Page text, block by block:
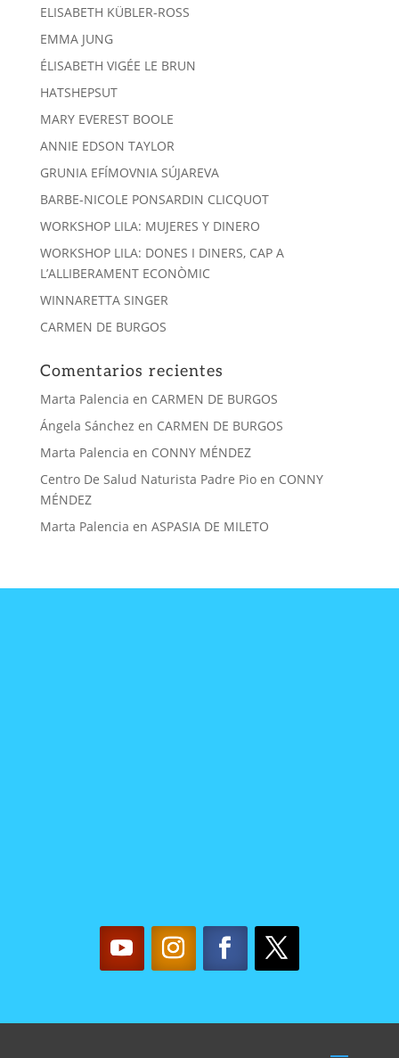
ELISABETH KÜBLER-ROSS
EMMA JUNG
ÉLISABETH VIGÉE LE BRUN
HATSHEPSUT
MARY EVEREST BOOLE
ANNIE EDSON TAYLOR
GRUNIA EFÍMOVNIA SÚJAREVA
BARBE-NICOLE PONSARDIN CLICQUOT
WORKSHOP LILA: MUJERES Y DINERO
WORKSHOP LILA: DONES I DINERS, CAP A
L’ALLIBERAMENT ECONÒMIC
WINNARETTA SINGER
CARMEN DE BURGOS
Comentarios recientes
Marta Palencia en CARMEN DE BURGOS
Ángela Sánchez en CARMEN DE BURGOS
Marta Palencia en CONNY MÉNDEZ
Centro De Salud Naturista Padre Pioen CONNY
MÉNDEZ
Marta Palencia en ASPASIA DE MILETO